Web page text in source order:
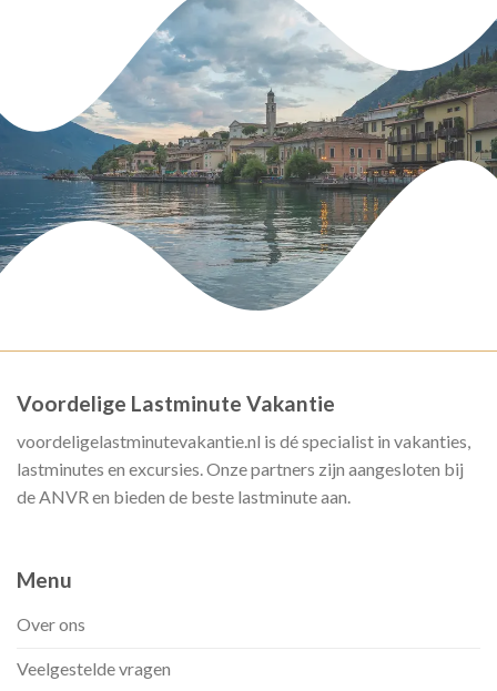
Voordelige Lastminute Vakantie
voordeligelastminutevakantie.nl is dé specialist in vakanties,
lastminutes en excursies. Onze partners zijn aangesloten bij
de ANVR en bieden de beste lastminute aan.
Menu
Over ons
Veelgestelde vragen